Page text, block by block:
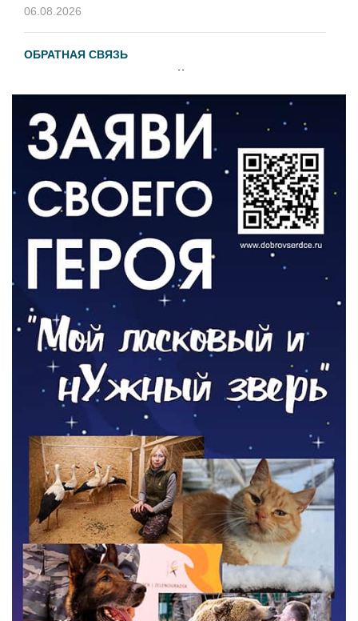
06.08.2026
ОБРАТНАЯ СВЯЗЬ
Администрация онлайн
ВЛАСТЬ
День памяти и «Симфония народов»
06.08.2026
Новый настил на экотропе
05.08.2026